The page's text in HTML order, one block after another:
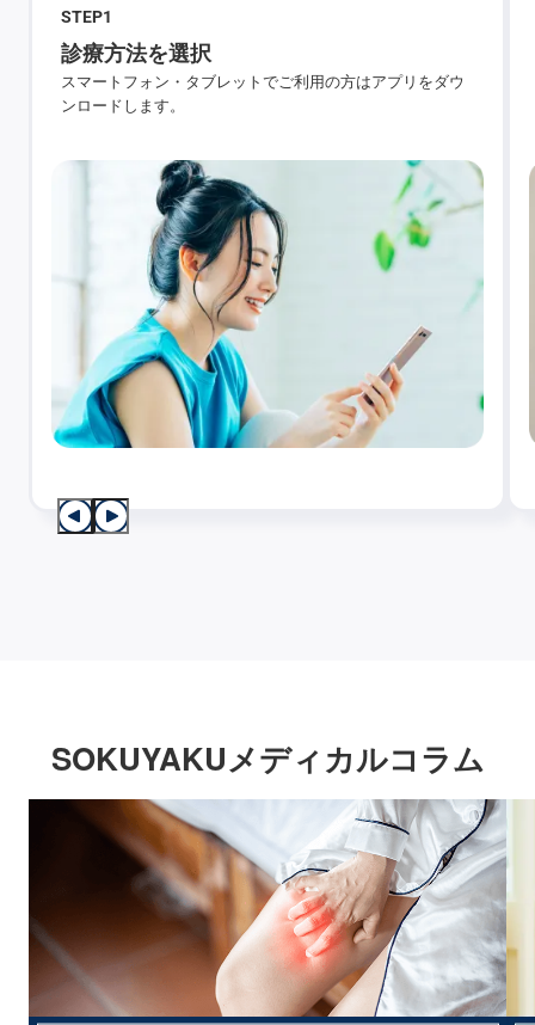
STEP1
診療方法を選択
スマートフォン・タブレットでご利用の方はアプリをダウ
ンロードします。
SOKUYAKUメディカルコラム